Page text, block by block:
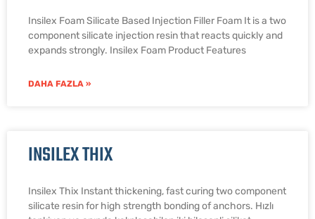
Insilex Foam Silicate Based Injection Filler Foam It is a two
component silicate injection resin that reacts quickly and
expands strongly. Insilex Foam Product Features
DAHA FAZLA »
INSILEX THIX
Insilex Thix Instant thickening, fast curing two component
silicate resin for high strength bonding of anchors. Hızlı